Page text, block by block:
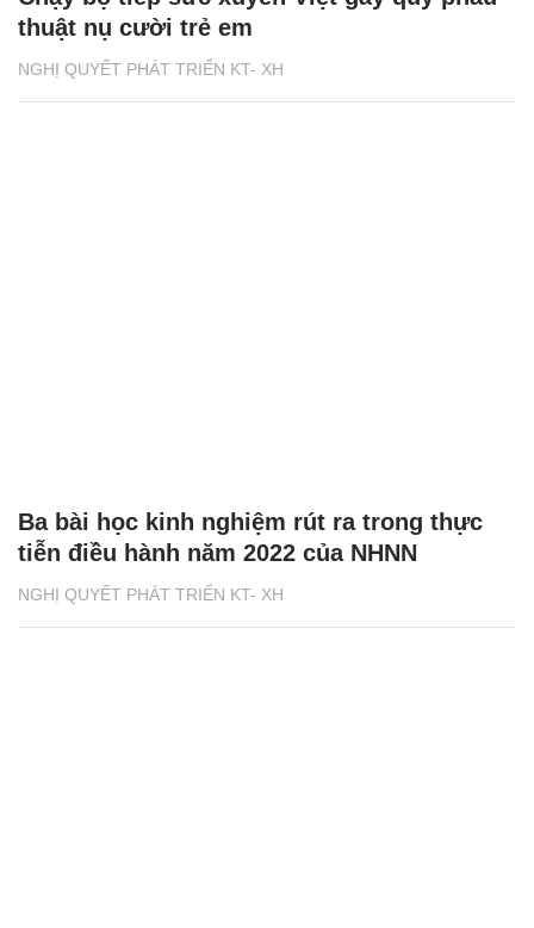
NGHỊ QUYẾT PHÁT TRIỂN KT- XH
thuật nụ cười trẻ em
NGHỊ QUYẾT PHÁT TRIỂN KT- XH
Ba bài học kinh nghiệm rút ra trong thực
tiễn điều hành năm 2022 của NHNN